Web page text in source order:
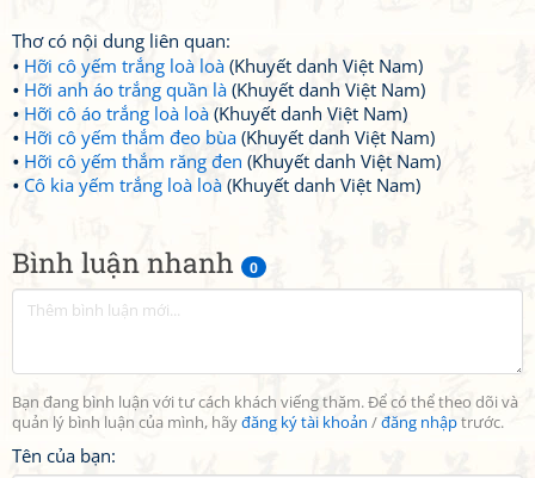
Bình luận nhanh 0
Bạn đang bình luận với tư cách khách viếng thăm. Để có thể theo dõi và
quản lý bình luận của mình, hãyđăng ký tài khoản /đăng nhậptrước.
Tên của bạn:
Thơ có nội dung liên quan:
Hỡi cô yếm trắng loà loà (Khuyết danh Việt Nam)
Hỡi anh áo trắng quần là (Khuyết danh Việt Nam)
Hỡi cô áo trắng loà loà (Khuyết danh Việt Nam)
Hỡi cô yếm thắm đeo bùa (Khuyết danh Việt Nam)
Hỡi cô yếm thắm răng đen (Khuyết danh Việt Nam)
Cô kia yếm trắng loà loà (Khuyết danh Việt Nam)